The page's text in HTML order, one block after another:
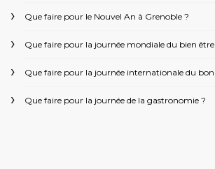
Que faire pour le Nouvel An à Grenoble ?
Que faire pour la journée mondiale du bien être
Que faire pour la journée internationale du
Que faire pour la journée de la gastronomie ?